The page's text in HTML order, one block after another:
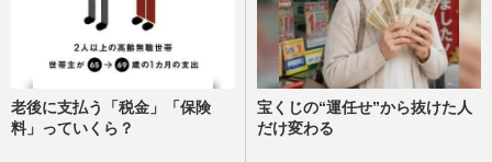
老後に支払う「税金」「保険
料」っていくら？
宝くじの“運任せ”から抜けた人
だけ変わる